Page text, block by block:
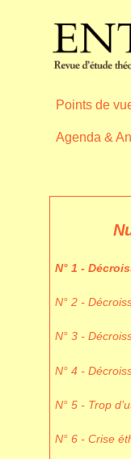
Points de
Agenda &
N° 1 -
N° 2 -
N° 3 -
N° 4 -
N° 5 - Trop
N° 6 - Crise